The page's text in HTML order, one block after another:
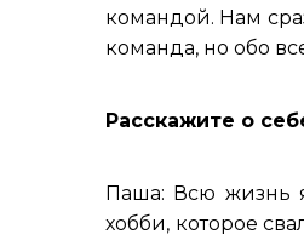
командой. Нам
команда, но обо
Расскажите о
Паша: Всю жизнь
хобби, которое